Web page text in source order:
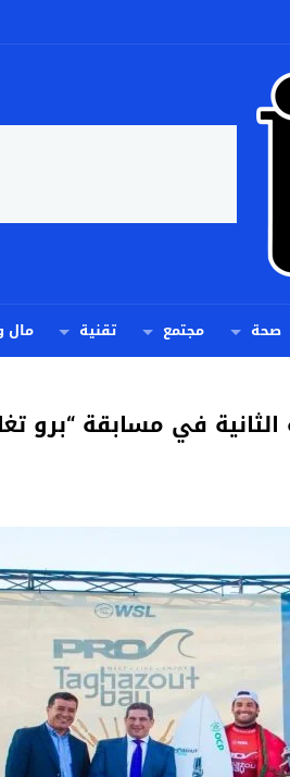
صحة مجتمع تقنية مال
في مسابقة “برو